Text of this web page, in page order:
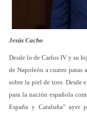
Jesús Cacho
Desde lo de Carlos IV y su
de Napoleón a cuatro patas
sobre la piel de toro. Desde
para la nación española
España y Cataluña” ayer